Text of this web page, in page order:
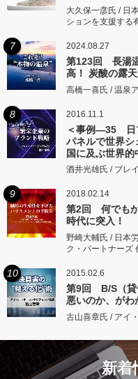
大久保一彦氏 / 日
ションを支援する
7 2024.08.27
第123回 長湯
高！ 炭酸の露
高橋一喜氏 / 温泉
8 2016.11.1
＜事例―35 日
パネルで世界シ
国に及ぶ世界
酒井光雄氏 / ブレ
9 2018.02.14
第2回 何でも
時代に突入！
野崎大輔氏 / 日本
ク・パートナーズ
10 2015.02.6
第9回 B/S（貸
悪いのか、がわ
古山喜章氏 / アイ
新着